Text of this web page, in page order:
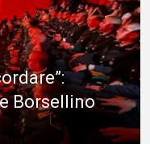
Borsellino